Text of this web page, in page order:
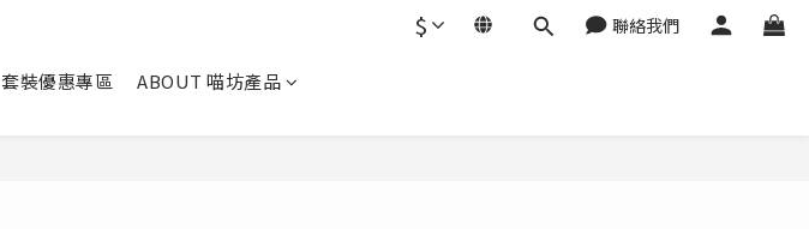
$ 聯絡我們
套裝優惠專區 ABOUT 喵坊產品